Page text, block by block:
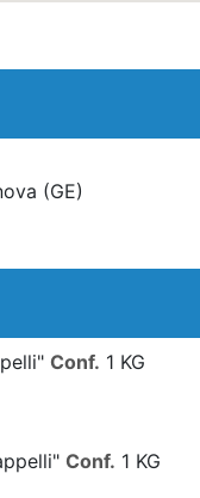
(GE)
Conf. 1 KG
Conf. 1 KG